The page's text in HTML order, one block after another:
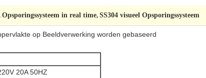
Opsporingssysteem in real time, SS304 visueel Opsporingssysteem
op Beeldverwerking worden gebaseerd
20A 50HZ